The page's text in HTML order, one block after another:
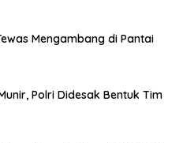
Mengambang di Pantai
Polri Didesak Bentuk Tim